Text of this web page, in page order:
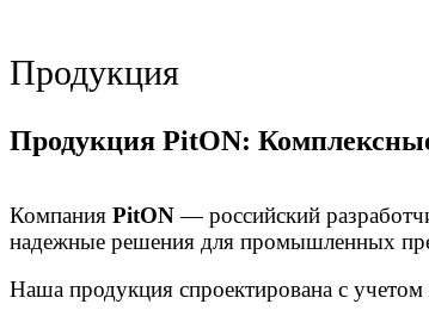
Продукция
Продукция PitON:
Компания PitON— российский
надежные решения для промышленных
Наша продукция спроектирована с учетом